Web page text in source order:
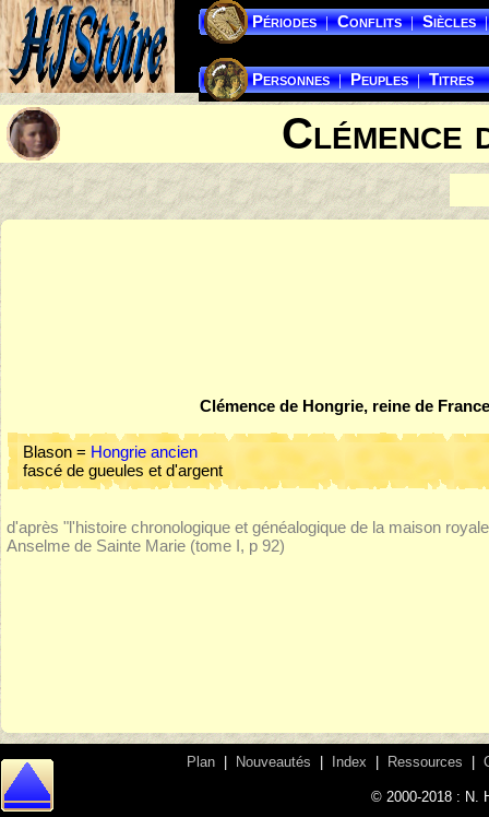
Périodes | Conflits | Siècles |
Personnes | Peuples | Titres
Clémence
Clémence de Hongrie, reine de France
Blason = Hongrie ancien
fascé de gueules et d'argent
d'après "l'histoire chronologique et généalogique de la maison
Anselme de Sainte Marie (tome I, p 92)
Plan Nouveautés Index Ressources
© 2000-2018 : N.